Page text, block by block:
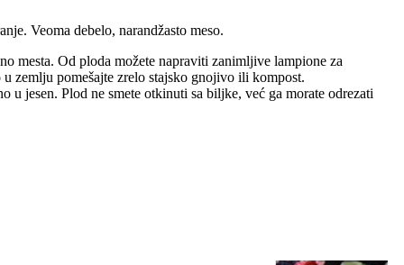
Veoma debelo, narandžasto meso.
mesta. Od ploda možete napraviti zanimljive lampione za
zemlju pomešajte zrelo stajsko gnojivo ili kompost.
u jesen. Plod ne smete otkinuti sa biljke, već ga morate odrezati